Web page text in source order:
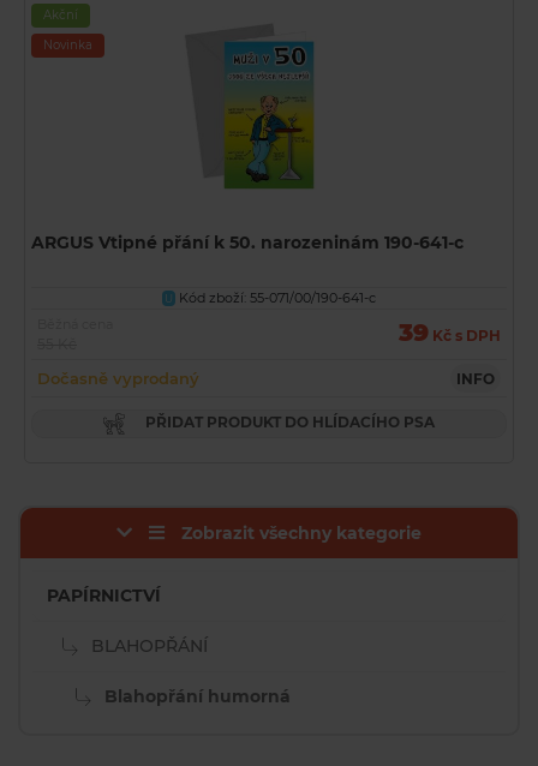
Akční
Novinka
ARGUS Vtipné přání k 50. narozeninám 190-641-c
U
Kód zboží: 55-071/00/190-641-c
39 Kč s DPH
Dočasně vyprodaný INFO
PŘIDAT PRODUKT DO HLÍDACÍHO PSA
Zobrazit všechny kategorie
PAPÍRNICTVÍ
BLAHOPŘÁNÍ
Blahopřání humorná